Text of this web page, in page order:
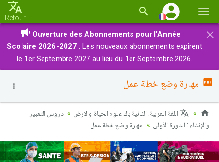
la
Retour
×
Ouverture des Abonnements pour l'Année
Scolaire 2026-2027 : Les nouveaux abonnements expirent
le 1er Septembre 2027 au lieu du 1er Septembre 2026.
مهارة وضع خطة عمل
اللغة العربية: الثانية باك علوم الحياة والارض
دروس التعبير
والإنشاء : الدورة الأولى
مهارة وضع خطة عمل